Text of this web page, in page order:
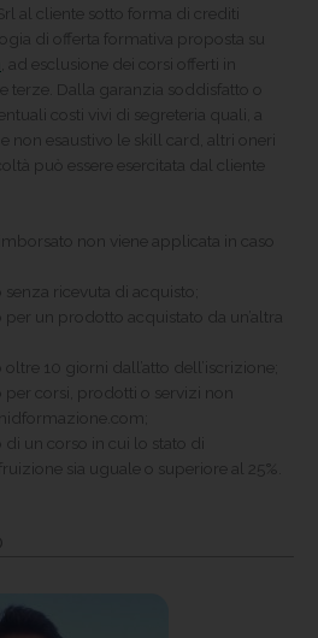
al cliente sotto forma di crediti
di offerta formativa proposta su
, ad esclusione dei corsi offerti in
terze. Dalla garanzia soddisfatto o
costi vivi di segreteria quali, a
non esaustivo le skill card, altri oneri
può essere esercitata dal cliente
non viene applicata in caso
ricevuta di acquisto;
un prodotto acquistato da un’altra
10 giorni dall’atto dell’iscrizione;
corsi, prodotti o servizi non
un corso in cui lo stato di
sia uguale o superiore al 25%.